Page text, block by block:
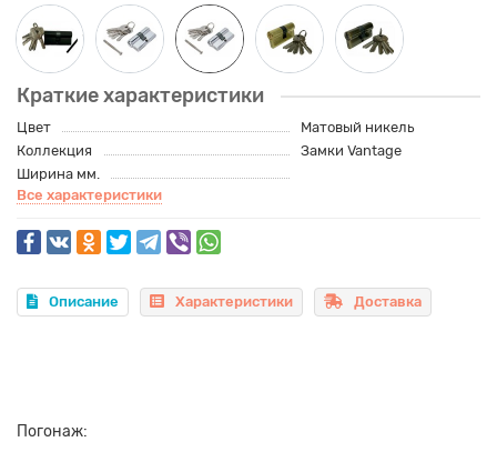
Краткие характеристики
Цвет
Матовый никель
Коллекция
Замки Vantage
Ширина мм.
Все характеристики
Описание Характеристики Доставка
Погонаж: